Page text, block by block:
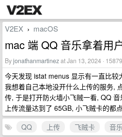
V2EX › macOS
mac 端 QQ 音乐拿着用
Byjonathanmartinezat Jan 13, 2024 ·
今天发现 istat menus 显示有一直比较
我想着自己本地没开什么上传的服务,
传, 于是打开防火墙小飞贼一看, QQ
上传流量达到了 65GB, 小飞贼卡的都
QQ
上传 飞贼卡
音乐